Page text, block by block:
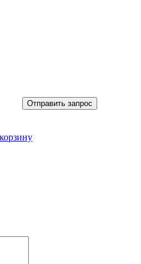
Отправить запрос